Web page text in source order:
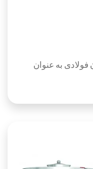
به عنوان